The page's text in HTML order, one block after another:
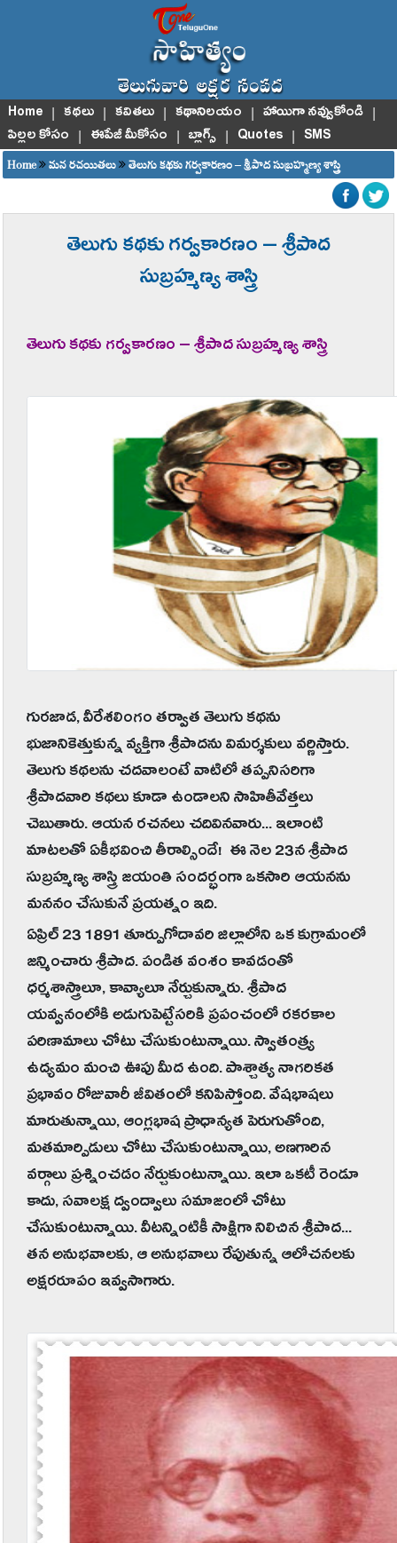
Home | కథలు | కవితలు | కథానిలయం | హాయిగా నవ్వుకోండి |
పిల్లల కోసం | ఈపేజీ మీకోసం | బ్లాగ్స్ | Quotes | SMS
Home మన రచయితలు తెలుగు కథకు గర్వకారణం – శ్రీపాద సుబ్రహ్మణ్య శాస్త్రి
తెలుగు కథకు గర్వకారణం – శ్రీపాద
సుబ్రహ్మణ్య శాస్త్రి
తెలుగు కథకు గర్వకారణం – శ్రీపాద సుబ్రహ్మణ్య శాస్త్రి
గురజాడ, వీరేశలింగం తర్వాత తెలుగు కథను
భుజానికెత్తుకున్న వ్యక్తిగా శ్రీపాదను విమర్శకులు వర్ణిస్తారు.
తెలుగు కథలను చదవాలంటే వాటిలో తప్పనిసరిగా
శ్రీపాదవారి కథలు కూడా ఉండాలని సాహితీవేత్తలు
చెబుతారు. ఆయన రచనలు చదివినవారు... ఇలాంటి
మాటలతో ఏకీభవించి తీరాల్సిందే! ఈ నెల 23న శ్రీపాద
సుబ్రహ్మణ్య శాస్త్రి జయంతి సందర్భంగా ఒకసారి ఆయనను
మననం చేసుకునే ప్రయత్నం ఇది.
ఏప్రిల్ 23 1891 తూర్పుగోదావరి జిల్లాలోని ఒక కుగ్రామంలో
జన్మించారు శ్రీపాద. పండిత వంశం కావడంతో
ధర్మశాస్త్రాలూ, కావ్యాలూ నేర్చుకున్నారు. శ్రీపాద
యవ్వనంలోకి అడుగుపెట్టేసరికి ప్రపంచంలో రకరకాల
పరిణామాలు చోటు చేసుకుంటున్నాయి. స్వాతంత్ర్య
ఉద్యమం మంచి ఊపు మీద ఉంది. పాశ్చాత్య నాగరికత
ప్రభావం రోజువారీ జీవితంలో కనిపిస్తోంది. వేషభాషలు
మారుతున్నాయి, ఆంగ్లభాష ప్రాధాన్యత పెరుగుతోంది,
మతమార్పిడులు చోటు చేసుకుంటున్నాయి, అణగారిన
వర్గాలు ప్రశ్నించడం నేర్చుకుంటున్నాయి. ఇలా ఒకటీ రెండూ
కాదు, సవాలక్ష ద్వంద్వాలు సమాజంలో చోటు
చేసుకుంటున్నాయి. వీటన్నింటికీ సాక్షిగా నిలిచిన శ్రీపాద...
తన అనుభవాలకు, ఆ అనుభవాలు రేపుతున్న ఆలోచనలకు
అక్షరరూపం ఇవ్వసాగారు.